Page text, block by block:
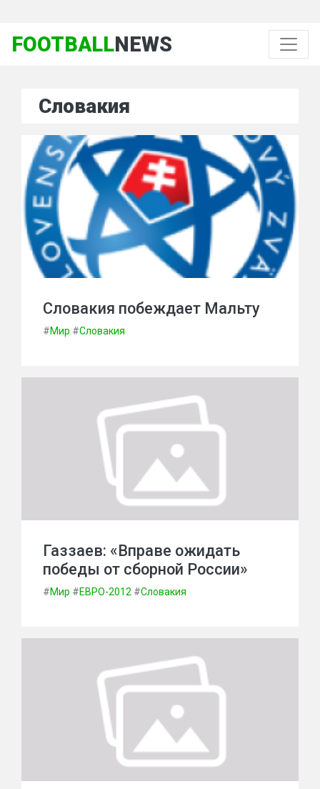
FOOTBALLNEWS
Словакия
Словакия побеждает Мальту
#Мир #Словакия
Газзаев: «Вправе ожидать
победы от сборной России»
#Мир #ЕВРО-2012 #Словакия